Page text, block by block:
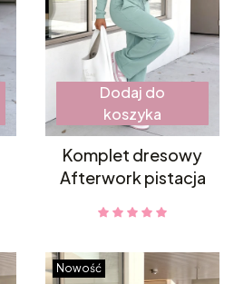
Dodaj do
koszyka
Komplet dresowy
Afterwork pistacja
Nowość